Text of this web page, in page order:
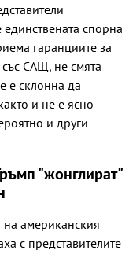
спорна
гаранциите за
със САЩ, не смята
е склонна да
и не е ясно
и други
"жонглират"
на американския
с представителите